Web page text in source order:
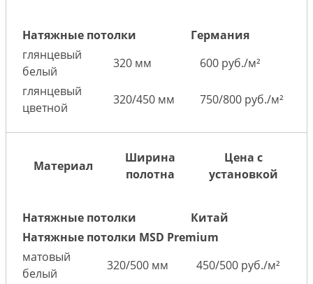
Натяжные потолки
Германия
глянцевый
белый
320 мм
600 руб./м²
глянцевый
цветной
320/450 мм 750/800 руб./м²
Материал
Ширина
полотна
Цена с
установкой
Натяжные потолки
Китай
Натяжные потолки MSD Premium
матовый
белый
320/500 мм
450/500 руб./м²